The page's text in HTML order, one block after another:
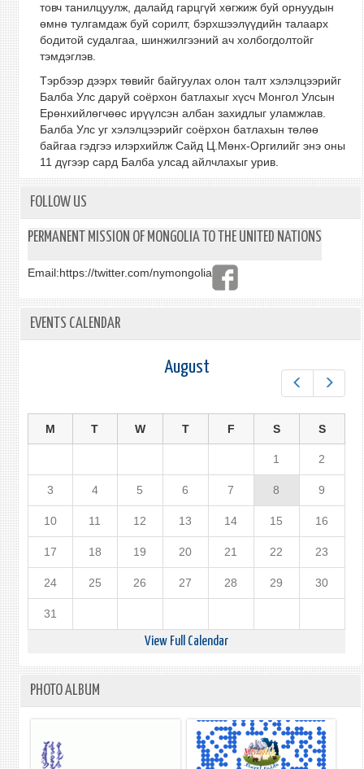
товч танилцуулж, далайд гарцгүй хөгжиж буй орнуудын
өмнө тулгамдаж буй сорилт, бэрхшээлүүдийн талаарх
бодитой судалгаа, шинжилгээний ач холбогдолтойг
тэмдэглэв.
Тэрбээр дээрх төвийг байгуулах олон талт хэлэлцээрийг
Балба Улс даруй соёрхон батлахыг хүсч Монгол Улсын
Ерөнхийлөгчөөс ирүүлсэн албан захидлыг уламжлав.
Балба Улс уг хэлэлцээрийг соёрхон батлахын төлөө
байгаа гэдгээ илэрхийлж Сайд Ц.Мөнх-Оргилийг энэ оны
11 дүгээр сард Балба улсад айлчлахыг урив.
FOLLOW US
PERMANENT MISSION OF MONGOLIA TO THE UNITED NATIONS
Email:https://twitter.com/nymongolia
EVENTS CALENDAR
August
M T W T F S S
1 2
3 4 5 6 7 8 9
10 11 12 13 14 15 16
17 18 19 20 21 22 23
24 25 26 27 28 29 30
31
View Full Calendar
PHOTO ALBUM